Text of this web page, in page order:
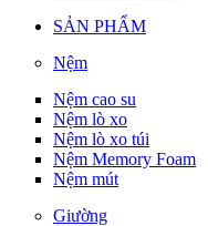
SẢN PHẨM
Nệm
Nệm cao su
Nệm lò xo
Nệm lò xo túi
Nệm Memory Foam
Nệm mút
Giường